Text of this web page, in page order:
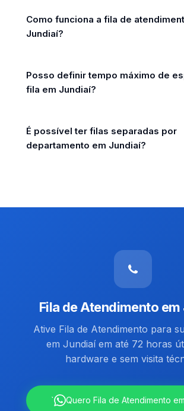
Como funciona a fila de
Jundiaí?
Posso definir tempo máximo de
fila em Jundiaí?
É possível ter filas separadas por
departamento em Jundiaí?
Fila de Atendimento
Ative Fila de Atendimento para
em Jundiaí em até 72 horas
hardware e sem visita
` Quero Fila de Atendimento